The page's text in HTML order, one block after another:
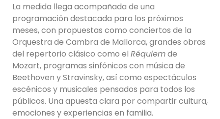
La medida llega acompañada de una
programación destacada para los próximos
meses, con propuestas como conciertos de la
Orquestra de Cambra de Mallorca, grandes obras
del repertorio clásico como el Réquiemde
Mozart, programas sinfónicos con música de
Beethoven y Stravinsky, así como espectáculos
escénicos y musicales pensados para todos los
públicos. Una apuesta clara por compartir cultura,
emociones y experiencias en familia.